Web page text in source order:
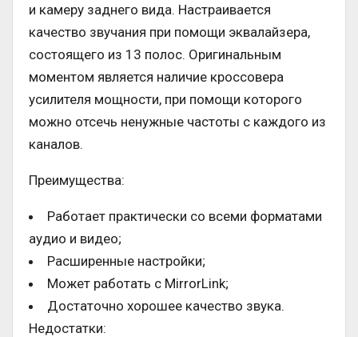
и камеру заднего вида. Настраивается
качество звучания при помощи эквалайзера,
состоящего из 13 полос. Оригинальным
моментом является наличие кроссовера
усилителя мощности, при помощи которого
можно отсечь ненужные частоты с каждого из
каналов.
Преимущества:
Работает практически со всеми форматами
аудио и видео;
Расширенные настройки;
Может работать с MirrorLink;
Достаточно хорошее качество звука.
Недостатки: